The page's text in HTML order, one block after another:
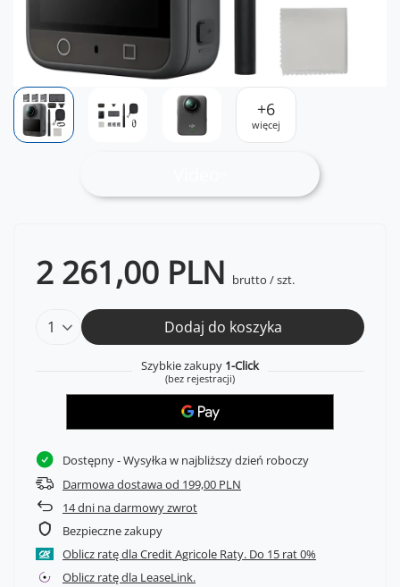
+6
więcej
2 261,00 PLN brutto /szt.
Dodaj do koszyka
Szybkie zakupy 1-Click
(bez rejestracji)
Dostępny- Wysyłka w najbliższy dzień roboczy
Darmowa dostawa od 199,00 PLN
14dni na darmowy zwrot
Bezpieczne zakupy
Oblicz ratę dla Credit Agricole Raty.
Oblicz ratę dla LeaseLink.